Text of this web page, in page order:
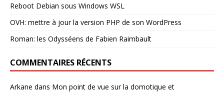
Reboot Debian sous Windows WSL
OVH: mettre à jour la version PHP de son WordPress
Roman: les Odysséens de Fabien Raimbault
COMMENTAIRES RÉCENTS
Arkane dans Mon point de vue sur la domotique et